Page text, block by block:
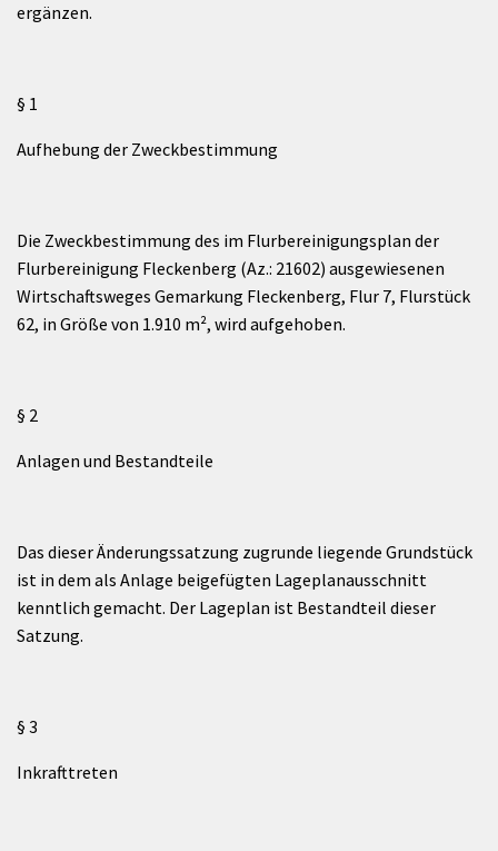
ergänzen.
§ 1
Aufhebung der Zweckbestimmung
Die Zweckbestimmung des im Flurbereinigungsplan der
Flurbereinigung Fleckenberg (Az.: 21602) ausgewiesenen
Wirtschaftsweges Gemarkung Fleckenberg, Flur 7, Flurstück
62, in Größe von 1.910 m², wird aufgehoben.
§ 2
Anlagen und Bestandteile
Das dieser Änderungssatzung zugrunde liegende Grundstück
ist in dem als Anlage beigefügten Lageplanausschnitt
kenntlich gemacht. Der Lageplan ist Bestandteil dieser
Satzung.
§ 3
Inkrafttreten